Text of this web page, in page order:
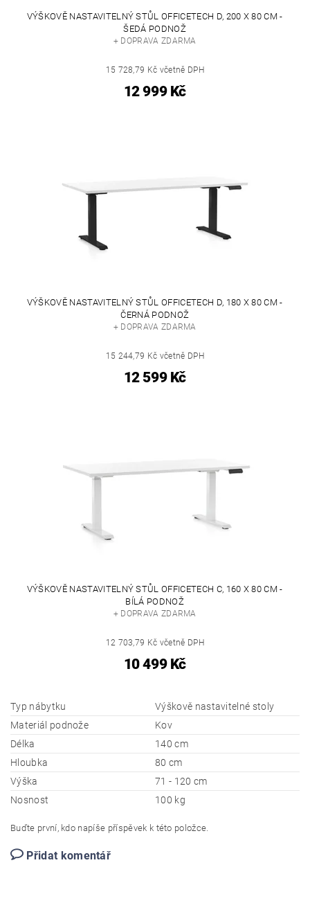
VÝŠKOVĚ NASTAVITELNÝ STŮL OFFICETECH D, 200 X 80 CM -
ŠEDÁ PODNOŽ
+ DOPRAVA ZDARMA
15 728,79 Kč včetně DPH
12 999 Kč
VÝŠKOVĚ NASTAVITELNÝ STŮL OFFICETECH D, 180 X 80 CM -
ČERNÁ PODNOŽ
+ DOPRAVA ZDARMA
15 244,79 Kč včetně DPH
12 599 Kč
VÝŠKOVĚ NASTAVITELNÝ STŮL OFFICETECH C, 160 X 80 CM -
BÍLÁ PODNOŽ
+ DOPRAVA ZDARMA
12 703,79 Kč včetně DPH
10 499 Kč
Typ nábytku
Výškově nastavitelné stoly
Materiál podnože
Kov
Délka
140 cm
Hloubka
80 cm
Výška
71 - 120 cm
Nosnost
100 kg
Buďte první, kdo napíše příspěvek k této položce.
Přidat komentář